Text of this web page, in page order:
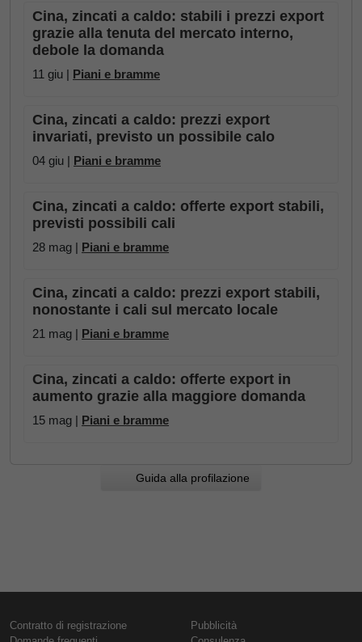
Cina, zincati a caldo: stabili i prezzi export
grazie alla tenuta del mercato interno,
debole la domanda
11 giu | Piani e bramme
Cina, zincati a caldo: prezzi export
invariati, previsto un possibile calo
04 giu | Piani e bramme
Cina, zincati a caldo: offerte export stabili,
previsti possibili cali
28 mag | Piani e bramme
Cina, zincati a caldo: prezzi export stabili,
nonostante i cali sul mercato locale
21 mag | Piani e bramme
Cina, zincati a caldo: offerte export in
aumento grazie alla maggiore domanda
15 mag | Piani e bramme
Guida alla profilazione
Contratto di registrazione
Pubblicità